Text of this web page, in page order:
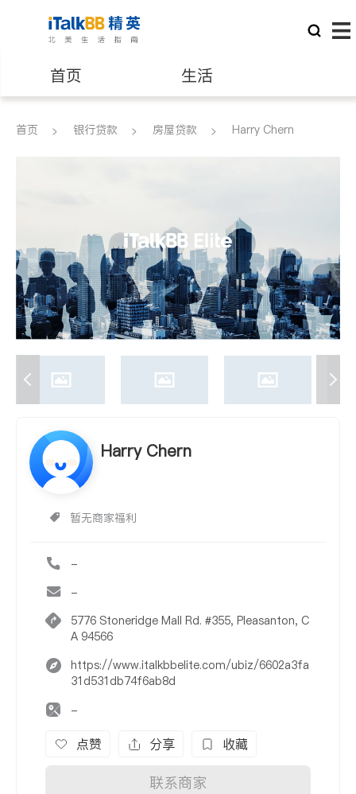
首页 生活
医生 律师
养老 非盈利组织
首页 银行贷款 房屋贷款 Harry Chern
Harry Chern
暂无商家福利
-
-
5776 Stoneridge Mall Rd. #355, Pleasanton, C
A 94566
https://www.italkbbelite.com/ubiz/6602a3fa
31d531db74f6ab8d
-
点赞 分享 收藏
联系商家